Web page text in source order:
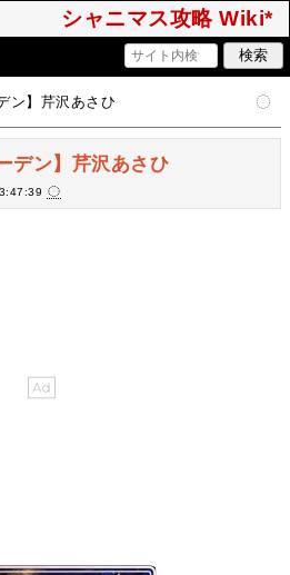
シャニマス攻略 Wiki*
ン】芹沢あさひ
デン】芹沢あさひ